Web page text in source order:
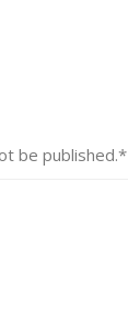
be published.*